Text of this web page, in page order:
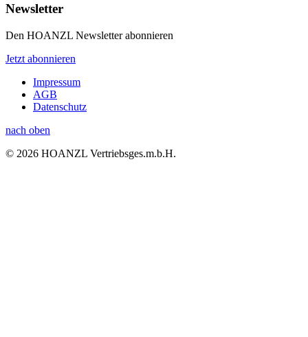
Newsletter
Den HOANZL Newsletter abonnieren
Jetzt abonnieren
Impressum
AGB
Datenschutz
nach oben
© 2026 HOANZL Vertriebsges.m.b.H.